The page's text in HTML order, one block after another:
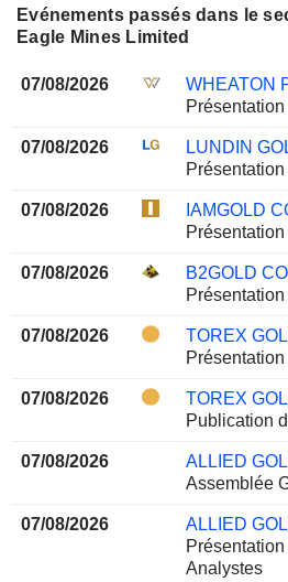
Evénements passés dans le
Eagle Mines Limited
07/08/2026
07/08/2026
LUNDIN
07/08/2026
IAMGOLD
07/08/2026
B2GOLD
07/08/2026
07/08/2026
Publication
07/08/2026
ALLIED
Assemblée
07/08/2026
ALLIED
Analystes